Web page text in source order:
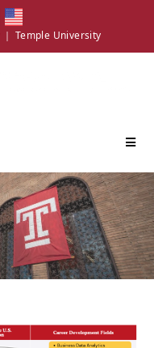
｜ Temple University